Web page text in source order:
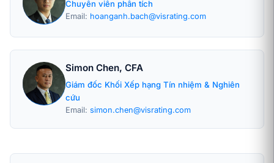
Chuyên viên phân tích
Email: hoanganh.bach@visrating.com
Simon Chen, CFA
Giám đốc Khối Xếp hạng Tín nhiệm & Nghiên
cứu
Email: simon.chen@visrating.com